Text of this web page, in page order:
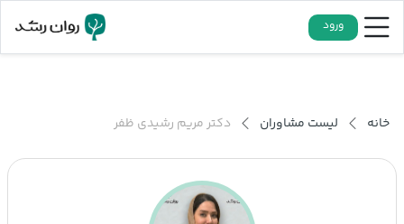
ورود
خانه لیست مشاوران دکتر مریم رشیدی ظفر